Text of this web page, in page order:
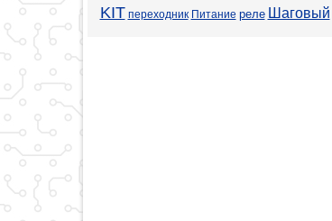
KIT переходник Питание реле Шаговый